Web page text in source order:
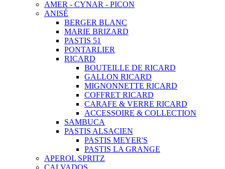
AMER - CYNAR - PICON
ANISÉ
BERGER BLANC
MARIE BRIZARD
PASTIS 51
PONTARLIER
RICARD
BOUTEILLE DE RICARD
GALLON RICARD
MIGNONNETTE RICARD
COFFRET RICARD
CARAFE & VERRE RICARD
ACCESSOIRE & COLLECTION
SAMBUCA
PASTIS ALSACIEN
PASTIS MEYER'S
PASTIS LA GRANGE
APEROL SPRITZ
CALVADOS